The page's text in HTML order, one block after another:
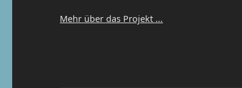
Mehr über das Projekt ...